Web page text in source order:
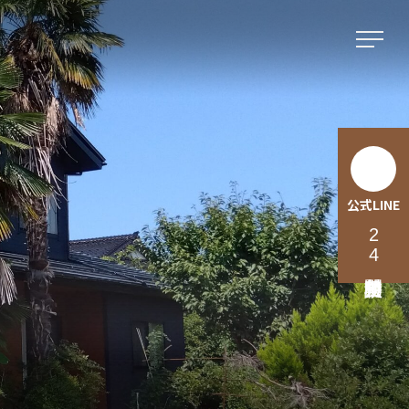
公式LINE
24時間無料相談受付中